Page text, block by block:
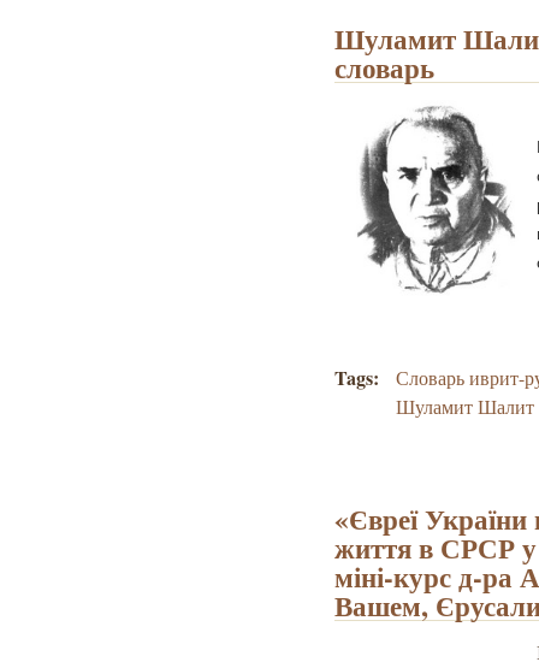
Шуламит
словарь
Tags:
Словарь иврит-
Шуламит Шалит
«Євреї України
життя в СРСР у
міні-курс д-
Вашем,